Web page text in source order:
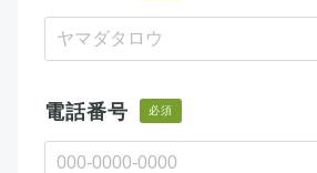
電話番号 必須